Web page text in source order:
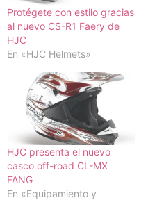
Protégete con estilo gracias
al nuevo CS-R1 Faery de
HJC
En «HJC Helmets»
HJC presenta el nuevo
casco off-road CL-MX
FANG
En «Equipamiento y